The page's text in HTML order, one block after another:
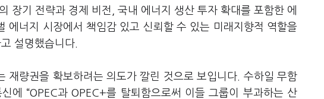
장기 전략과 경제 비전, 국내 에너지 생산 투자 확대를 포함한 에
에너지 시장에서 책임감 있고 신뢰할 수 있는 미래지향적 역할을
설명했습니다.
재량권을 확보하려는 의도가 깔린 것으로 보입니다. 수하일 무함
에 “OPEC과 OPEC+를 탈퇴함으로써 이들 그룹이 부과하는 산